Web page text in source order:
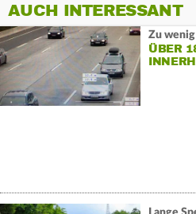
AUCH INTERESSANT
Zu
ÜBER